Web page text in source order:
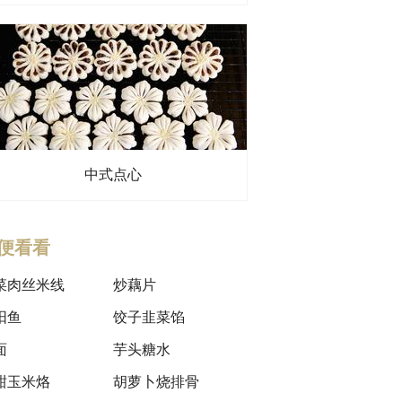
中式点心
看看
肉丝米线
鱼
玉米烙
炒藕片
饺子韭菜馅
芋头糖水
胡萝卜烧排骨